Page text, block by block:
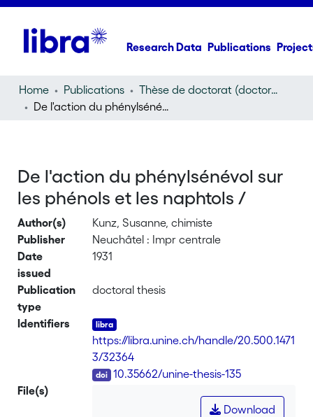
Research Data Publications
Home Publications
Thèse de doctorat (doctoral thesis)
De l'action du phénylsénévol sur les phénols et les naphtols /
De l'action du phénylsénévol sur
les phénols et les naphtols /
Author(s)
Kunz, Susanne, chimiste
Publisher
Neuchâtel : Impr centrale
Date
issued
1931
Publication
type
doctoral thesis
Identifiers
https://libra.unine.ch/handle/20.500.1471
3/32364
10.35662/unine-thesis-135
File(s)
Download